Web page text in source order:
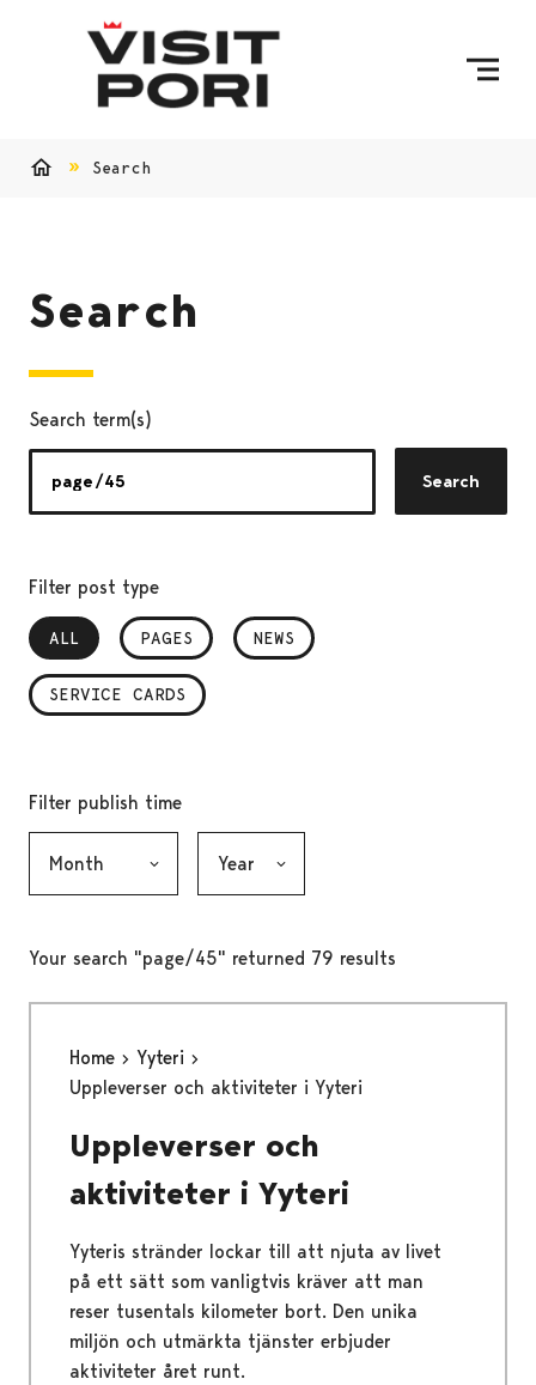
Search
Search
Search term(s)
Search
Filter post type
ALL
, SELECTEDPAGES NEWS
SERVICE CARDS
Filter publish time
Your search "page/45" returned 79 results
Home
Yyteri
Uppleverser och aktiviteter i Yyteri
Uppleverser och
aktiviteter i Yyteri
Yyteris stränder lockar till att njuta av livet
på ett sätt som vanligtvis kräver att man
reser tusentals kilometer bort. Den unika
miljön och utmärkta tjänster erbjuder
aktiviteter året runt.